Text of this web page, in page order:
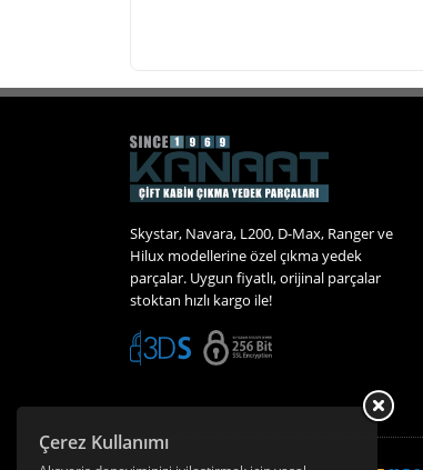
Skystar, Navara, L200, D-Max, Ranger ve
Hilux modellerine özel çıkma yedek
parçalar. Uygun fiyatlı, orijinal parçalar
stoktan hızlı kargo ile!
Çerez Kullanımı